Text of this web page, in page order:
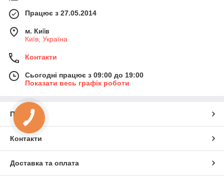
Працює з 27.05.2014
м. Київ
Київ, Україна
Контакти
Сьогодні працює з 09:00 до 19:00
Показати весь графік роботи
Про нас
Контакти
Доставка та оплата